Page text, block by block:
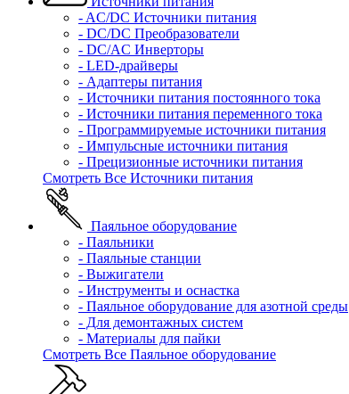
- AC/DC Источники питания
- DC/DC Преобразователи
- DC/AC Инверторы
- LED-драйверы
- Адаптеры питания
- Источники питания постоянного тока
- Источники питания переменного тока
- Программируемые источники питания
- Импульсные источники питания
- Прецизионные источники питания
Смотреть Все Источники питания
Паяльное оборудование
- Паяльники
- Паяльные станции
- Выжигатели
- Инструменты и оснастка
- Паяльное оборудование для азотной среды
- Для демонтажных систем
- Материалы для пайки
Смотреть Все Паяльное оборудование